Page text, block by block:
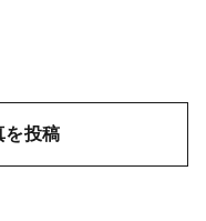
を投稿